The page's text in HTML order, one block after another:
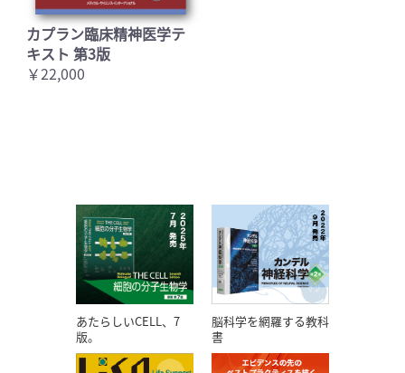
カプラン臨床精神医学テ
キスト 第3版
￥22,000
あたらしいCELL、7
版。
脳科学を網羅する教科
書